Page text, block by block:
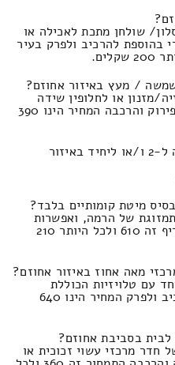
שולחן מתכת לאכילה או
בהוספת להרכיב ולפרק בעיר
/ מעץ באיזור אחוזם?
מזנון או לחלופין שידה
מקובעת גבס בסינתזה של לבצע פירוק והרכבה המחיר הינו 390
מהו תעריף שינוע של מיטה גדולה ל-2 ו/או ליחיד באיזור
מיטת קומותיים בלבד?
של הרמה, ואפשרות
הובלה של קופסה כלי מיטה התעריף זה 610 ולכל היותר 210
מאה אחוז באיזור אחוזם?
עם טלויזיות הכוללת
שולחנות הול מרכזי בשילוב להרכיב ולפרק המחיר הינו 640
בסביבת אחוזם?
חדר מרכזי עשוי זכוכית או